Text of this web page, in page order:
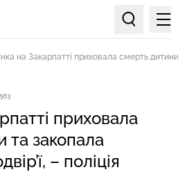
Пошук по
на Закарпатті приховала смерть дитини
приховала
та закопала
– поліція